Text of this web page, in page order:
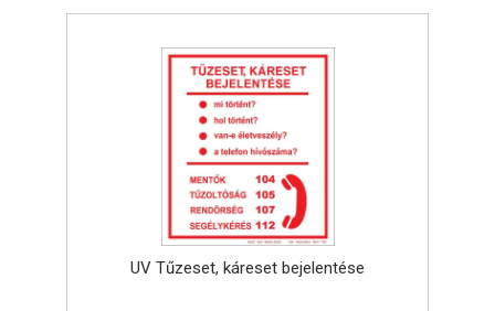
UV Tűzeset, káreset bejelentése